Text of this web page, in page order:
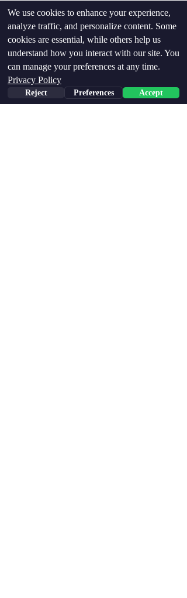
כושר ואימונים
Phone Email Facebook
We use cookies to enhance your experience,
analyze traffic, and personalize content. Some
cookies are essential, while others help us
understand how you interact with our site. You
can manage your preferences at any time.
Privacy Policy
Reject Preferences Accept